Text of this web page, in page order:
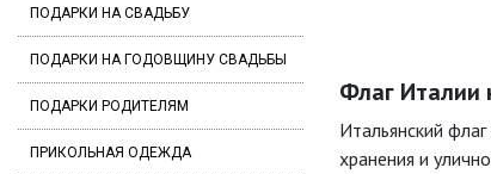
ПОДАРКИ НА СВАДЬБУ
ПОДАРКИ НА ГОДОВЩИНУ СВАДЬБЫ
ПОДАРКИ РОДИТЕЛЯМ
ПРИКОЛЬНАЯ ОДЕЖДА
Флаг Италии
Итальянский
хранения и